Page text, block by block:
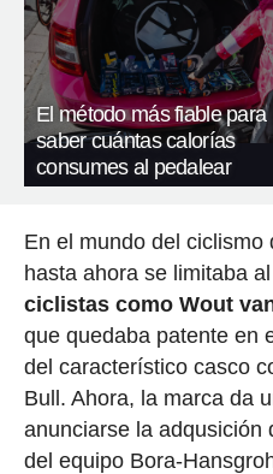
El método más fiable para
saber cuántas calorías
consumes al pedalear
En el mundo del ciclismo
hasta ahora se limitaba al
ciclistas como Wout
que quedaba patente en
del característico casco
Bull. Ahora, la marca da
anunciarse la adqusición
del equipo Bora-